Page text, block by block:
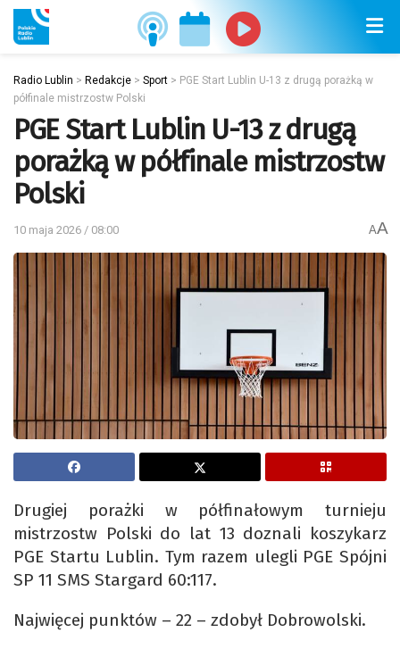
Radio Lublin > Redakcje > Sport > PGE Start Lublin U-13 z drugą porażką w
półfinale mistrzostw Polski
PGE Start Lublin U-13 z drugą
porażką w półfinale mistrzostw
Polski
10 maja 2026 / 08:00 AA
Drugiej porażki w półfinałowym turnieju
mistrzostw Polski do lat 13 doznali koszykarz
PGE Startu Lublin. Tym razem ulegli PGE Spójni
SP 11 SMS Stargard 60:117.
Najwięcej punktów – 22 – zdobył Dobrowolski.